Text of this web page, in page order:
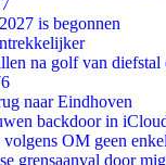
is begonnen
na golf van diefstal
naar Eindhoven
backdoor in
OM geen
grensaanval door